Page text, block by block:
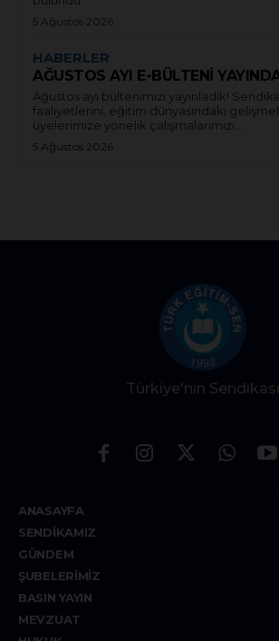
Türkiye'nin Sendikası
ANASAYFA
SENDIKAMIZ
GÜNDEM
ŞUBELERIMIZ
BASIN YAYIN
MEVZUAT